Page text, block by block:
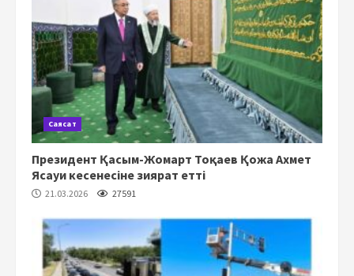
Саясат
Президент Қасым-Жомарт Тоқаев Қожа Ахмет
Ясауи кесенесіне зиярат етті
21.03.2026 27591